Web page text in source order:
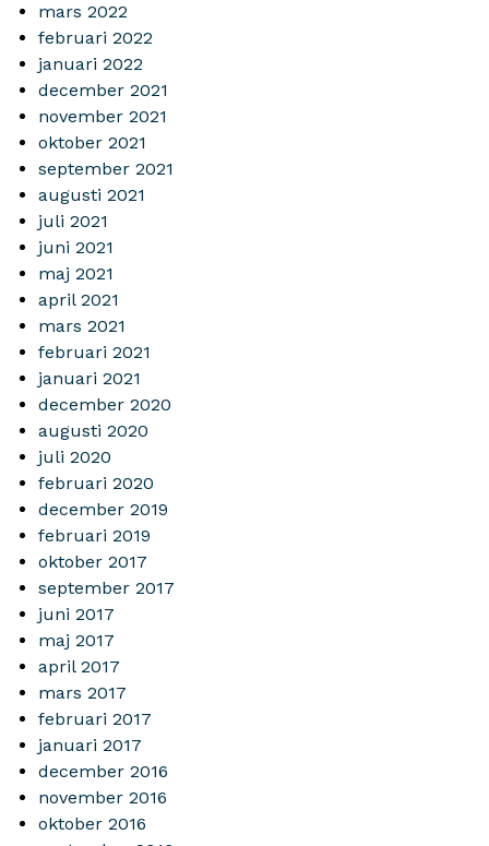
mars 2022
februari 2022
januari 2022
december 2021
november 2021
oktober 2021
september 2021
augusti 2021
juli 2021
juni 2021
maj 2021
april 2021
mars 2021
februari 2021
januari 2021
december 2020
augusti 2020
juli 2020
februari 2020
december 2019
februari 2019
oktober 2017
september 2017
juni 2017
maj 2017
april 2017
mars 2017
februari 2017
januari 2017
december 2016
november 2016
oktober 2016